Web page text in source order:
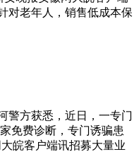
对老年人，销售低成本保
警方获悉，近日，一专门
免费诊断，专门诱骗患
皖客户端讯招募大量业